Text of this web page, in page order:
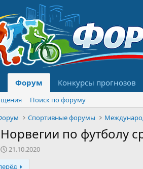
Форум Конкурсы прогнозов
Поиск по форуму
Спортивные форумы
по футболу
Д
а
т
21.10.2020